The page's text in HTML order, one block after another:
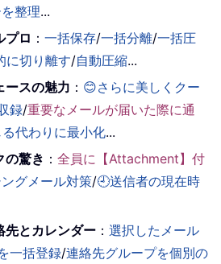
整理...
プロ ：一括保存/一括分離/一括圧
に切り離す/自動圧縮...
ースの魅力 ： 😊さらに美しくクー
録/重要なメールが届いた際に通
代わりに最小化...
の驚き ：全員に【Attachment】付
グメール対策/🕘送信者の現在時
先とカレンダー ：選択したメール
一括登録/連絡先グループを個別の